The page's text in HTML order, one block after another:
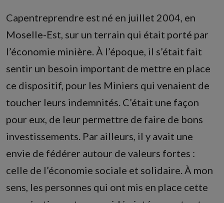
Capentreprendre est né en juillet 2004, en
Moselle-Est, sur un terrain qui était porté par
l’économie minière. À l’époque, il s’était fait
sentir un besoin important de mettre en place
ce dispositif, pour les Miniers qui venaient de
toucher leurs indemnités. C’était une façon
pour eux, de leur permettre de faire de bons
investissements. Par ailleurs, il y avait une
envie de fédérer autour de valeurs fortes :
celle de l’économie sociale et solidaire. À mon
sens, les personnes qui ont mis en place cette